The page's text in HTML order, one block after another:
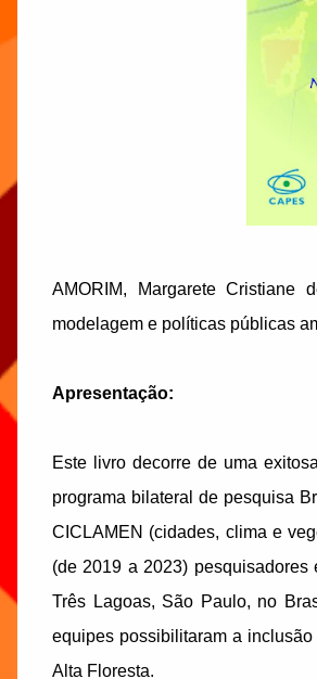
AMORIM, Margarete Cristiane
modelagem e políticas públicas
Apresentação:
Este livro decorre de uma
programa bilateral de pesquisa
CICLAMEN (cidades, clima e
(de 2019 a 2023)
Três Lagoas, São Paulo, no
equipes possibilitaram a
Alta Floresta.